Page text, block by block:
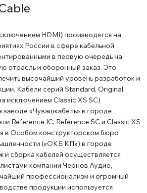
HDMI) производятся на
России в сфере кабельной
в первую очередь на
отрасль и оборонный заказ. Это
высочайший уровень разработок и
Кабели серий Standard, Original,
исключением Classic XS SC)
заводе «Чувашкабель» в городе
Reference IC, Reference SC и Classic XS
в Особом конструкторском бюро
(«ОКБ КП») в городе
сборка кабелей осуществляется
компании Чернов Аудио,
профессионализм и огромный
продукции используется